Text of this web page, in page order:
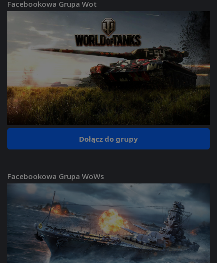
Facebookowa Grupa Wot
Dołącz do grupy
Facebookowa Grupa WoWs